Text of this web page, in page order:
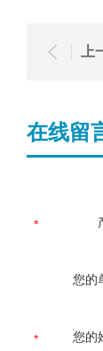
上
在线留
您的
您的